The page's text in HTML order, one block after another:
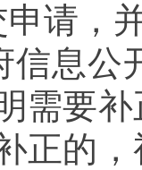
请，
公开
需要
正的